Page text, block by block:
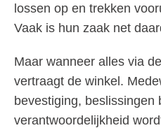
lossen op en trekken
Vaak is hun zaak net
Maar wanneer alles via
vertraagt de winkel.
bevestiging, beslissingen
verantwoordelijkheid